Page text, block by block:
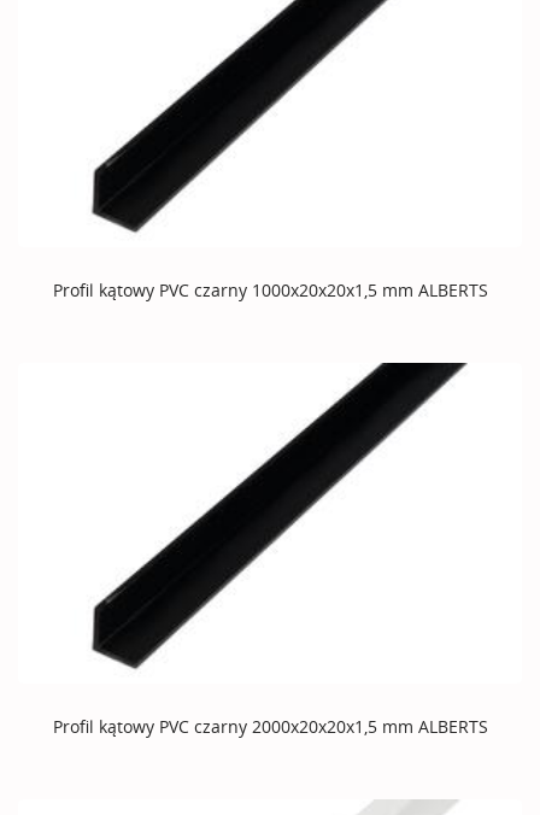
Profil kątowy PVC czarny 1000x20x20x1,5 mm ALBERTS
Profil kątowy PVC czarny 2000x20x20x1,5 mm ALBERTS